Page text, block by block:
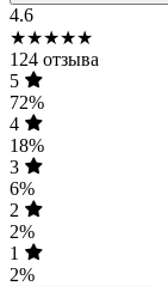
4.6
★★★★★
124 отзыва
5
72%
4
18%
3
6%
2
2%
1
2%